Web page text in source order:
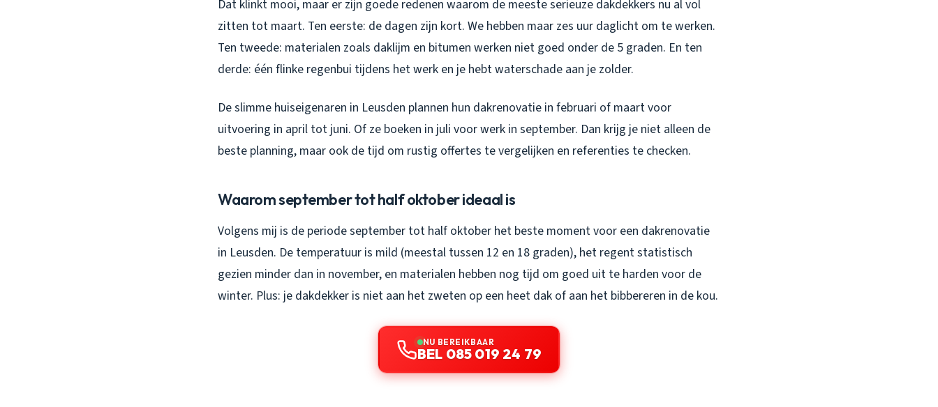
Dat klinkt mooi, maar er zijn goede redenen waarom de meeste serieuze dakdekkers nu al vol
zitten tot maart. Ten eerste: de dagen zijn kort. We hebben maar zes uur daglicht om te werken.
Ten tweede: materialen zoals daklijm en bitumen werken niet goed onder de 5 graden. En ten
derde: één flinke regenbui tijdens het werk en je hebt waterschade aan je zolder.
De slimme huiseigenaren in Leusden plannen hun dakrenovatie in februari of maart voor
uitvoering in april tot juni. Of ze boeken in juli voor werk in september. Dan krijg je niet alleen de
beste planning, maar ook de tijd om rustig offertes te vergelijken en referenties te checken.
Waarom september tot half oktober ideaal is
Volgens mij is de periode september tot half oktober het beste moment voor een dakrenovatie
in Leusden. De temperatuur is mild (meestal tussen 12 en 18 graden), het regent statistisch
gezien minder dan in november, en materialen hebben nog tijd om goed uit te harden voor de
winter. Plus: je dakdekker is niet aan het zweten op een heet dak of aan het bibbereren in de kou.
NU BEREIKBAAR
BEL 085 019 24 79